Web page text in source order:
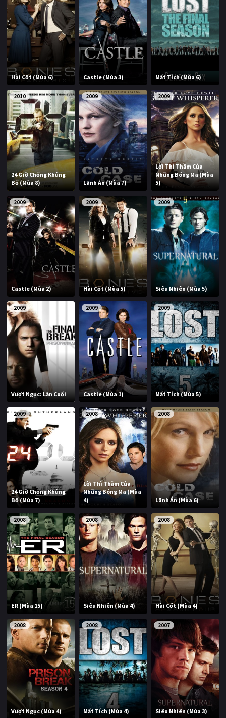
Hài Cốt (Mùa 6) Castle (Mùa 3) Mất Tích (Mùa 6)
2010
24 Giờ Chống Khủng
Bố (Mùa 8)
2009
Lãnh Án (Mùa 7)
2009
Lời Thì Thầm Của
Những Bóng Ma (Mùa
5)
2009
Castle (Mùa 2)
2009
Hài Cốt (Mùa 5)
2009
Siêu Nhiên (Mùa 5)
2009
Vượt Ngục: Lần Cuối
2009
Castle (Mùa 1)
2009
Mất Tích (Mùa 5)
2009
24 Giờ Chống Khủng
Bố (Mùa 7)
2008
Lời Thì Thầm Của
Những Bóng Ma (Mùa
4)
2008
Lãnh Án (Mùa 6)
2008
ER (Mùa 15)
2008
Siêu Nhiên (Mùa 4)
2008
Hài Cốt (Mùa 4)
2008
Vượt Ngục (Mùa 4)
2008
Mất Tích (Mùa 4)
2007
Siêu Nhiên (Mùa 3)